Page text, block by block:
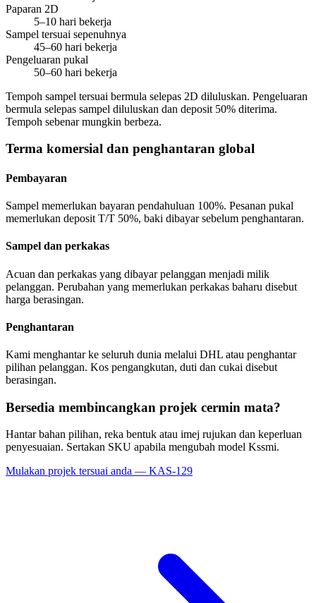
Paparan 2D
5–10 hari bekerja
Sampel tersuai sepenuhnya
45–60 hari bekerja
Pengeluaran pukal
50–60 hari bekerja
Tempoh sampel tersuai bermula selepas 2D diluluskan. Pengeluaran
bermula selepas sampel diluluskan dan deposit 50% diterima.
Tempoh sebenar mungkin berbeza.
Terma komersial dan penghantaran global
Pembayaran
Sampel memerlukan bayaran pendahuluan 100%. Pesanan pukal
memerlukan deposit T/T 50%, baki dibayar sebelum penghantaran.
Sampel dan perkakas
Acuan dan perkakas yang dibayar pelanggan menjadi milik
pelanggan. Perubahan yang memerlukan perkakas baharu disebut
harga berasingan.
Penghantaran
Kami menghantar ke seluruh dunia melalui DHL atau penghantar
pilihan pelanggan. Kos pengangkutan, duti dan cukai disebut
berasingan.
Bersedia membincangkan projek cermin mata?
Hantar bahan pilihan, reka bentuk atau imej rujukan dan keperluan
penyesuaian. Sertakan SKU apabila mengubah model Kssmi.
Mulakan projek tersuai anda — KAS-129